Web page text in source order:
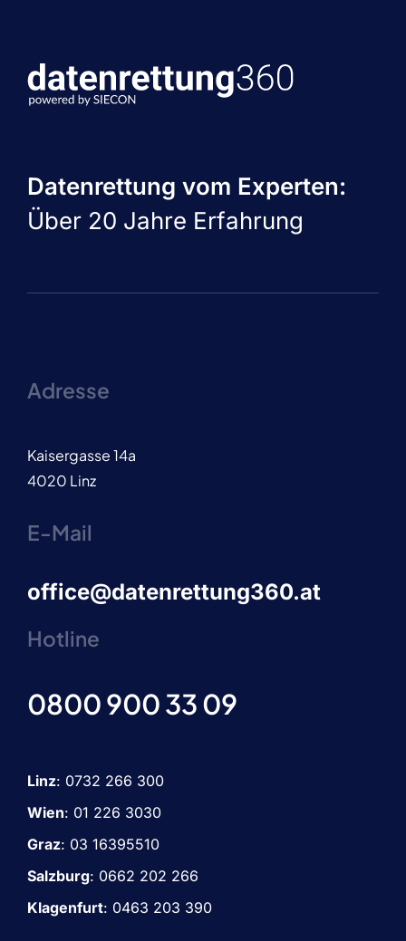
Datenrettung vom Experten:
Über 20 Jahre Erfahrung
Adresse
Kaisergasse 14a
4020 Linz
E-Mail
office@datenrettung360.at
Hotline
0800 900 33 09
Linz: 0732 266 300
Wien: 01 226 3030
Graz: 03 16395510
Salzburg: 0662 202 266
Klagenfurt: 0463 203 390